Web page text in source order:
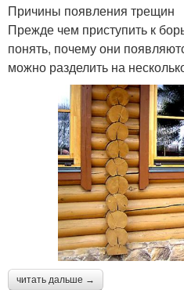
Причины появления трещин
Прежде чем приступить к
понять, почему они
можно разделить на
читать дальше →